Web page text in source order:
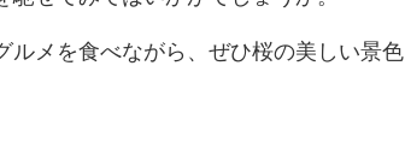
メを食べながら、ぜひ桜の美しい景色